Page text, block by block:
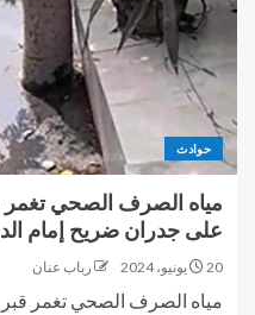
حوادث
مياه الصرف الصحي
على جدران ضريح إمام
20 يونيو، 2024 رباب عنان
مياه الصرف الصحي تغمر